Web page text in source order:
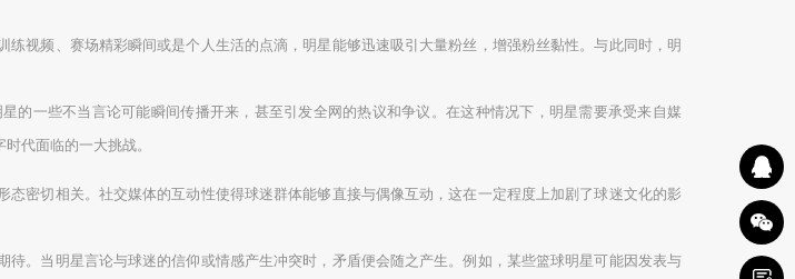
视频、赛场精彩瞬间或是个人生活的点滴，明星能够迅速吸引大量粉丝，增强粉丝黏性。与此同时，明
的一些不当言论可能瞬间传播开来，甚至引发全网的热议和争议。在这种情况下，明星需要承受来自媒
代面临的一大挑战。
密切相关。社交媒体的互动性使得球迷群体能够直接与偶像互动，这在一定程度上加剧了球迷文化的影
。当明星言论与球迷的信仰或情感产生冲突时，矛盾便会随之产生。例如，某些篮球明星可能因发表与